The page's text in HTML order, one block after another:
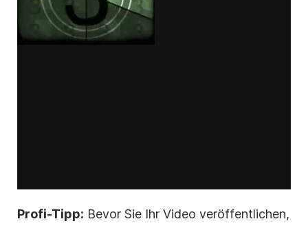
Profi-Tipp: Bevor Sie Ihr Video veröffentlichen,